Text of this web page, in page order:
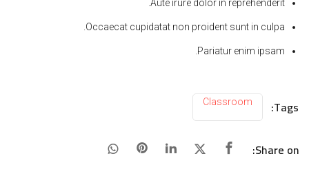
Aute irure dolor in reprehenderit.
Occaecat cupidatat non proident sunt in culpa.
Pariatur enim ipsam.
Tags:
Classroom
Share on: